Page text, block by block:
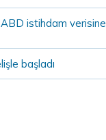
istihdam verisine
başladı